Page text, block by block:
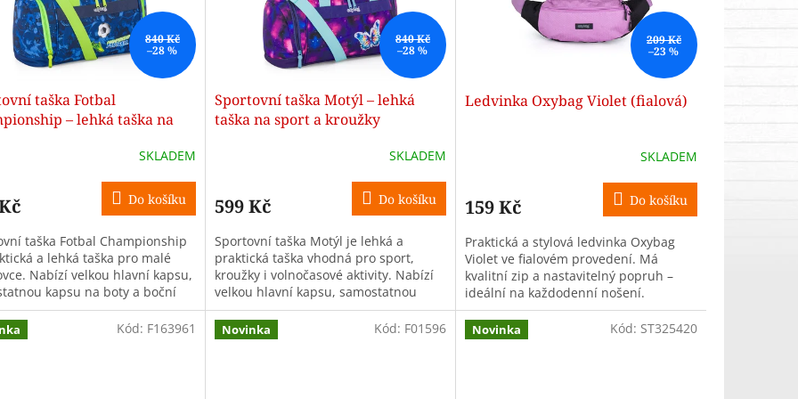
840 Kč
–28 %
taška Fotbal
– lehká taška na
SKLADEM
Do košíku
taška Fotbal Championship
a lehká taška pro malé
Nabízí velkou hlavní kapsu,
kapsu na boty a boční
na drobnosti. Ideální...
840 Kč
–28 %
Sportovní taška Motýl – lehká
taška na sport a kroužky
SKLADEM
599 Kč Do košíku
Sportovní taška Motýl je lehká a
praktická taška vhodná pro sport,
kroužky i volnočasové aktivity. Nabízí
velkou hlavní kapsu, samostatnou
kapsu na boty a boční kapsy na...
209 Kč
–23 %
Ledvinka Oxybag Violet (fialová)
SKLADEM
159 Kč Do košíku
Praktická a stylová ledvinka Oxybag
Violet ve fialovém provedení. Má
kvalitní zip a nastavitelný popruh –
ideální na každodenní nošení.
Kód: F163961 Novinka Kód: F01596 Novinka Kód: ST325420